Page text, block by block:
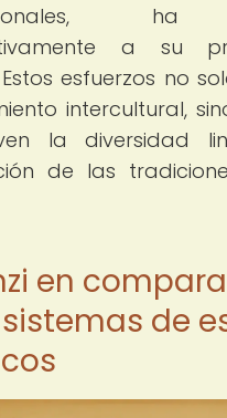
ha
a su
esfuerzos no
intercultural,
la diversidad
de las
en
de